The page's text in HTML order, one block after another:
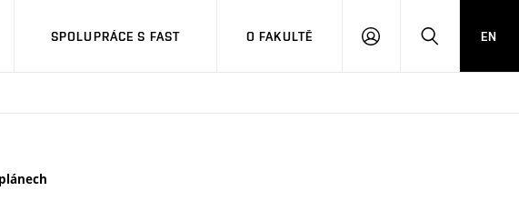
SPOLUPRÁCE S FAST O FAKULTĚ
PŘIHLÁSITHLEDAT
EN